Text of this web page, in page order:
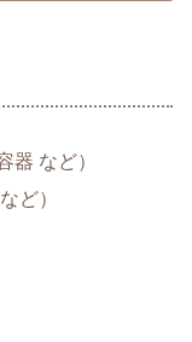
器 など）
ど）